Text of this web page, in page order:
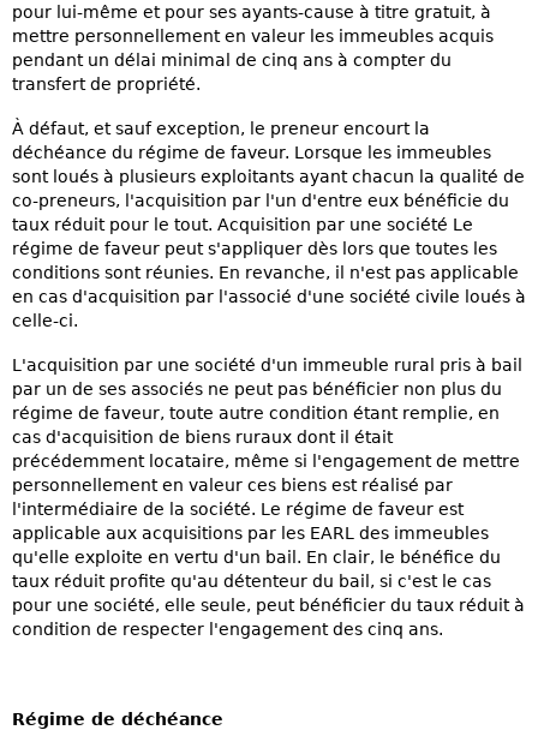
pour lui-même et pour ses ayants-cause à titre gratuit, à
mettre personnellement en valeur les immeubles acquis
pendant un délai minimal de cinq ans à compter du
transfert de propriété.
À défaut, et sauf exception, le preneur encourt la
déchéance du régime de faveur. Lorsque les immeubles
sont loués à plusieurs exploitants ayant chacun la qualité de
co-preneurs, l'acquisition par l'un d'entre eux bénéficie du
taux réduit pour le tout. Acquisition par une société Le
régime de faveur peut s'appliquer dès lors que toutes les
conditions sont réunies. En revanche, il n'est pas applicable
en cas d'acquisition par l'associé d'une société civile loués à
celle-ci.
L'acquisition par une société d'un immeuble rural pris à bail
par un de ses associés ne peut pas bénéficier non plus du
régime de faveur, toute autre condition étant remplie, en
cas d'acquisition de biens ruraux dont il était
précédemment locataire, même si l'engagement de mettre
personnellement en valeur ces biens est réalisé par
l'intermédiaire de la société. Le régime de faveur est
applicable aux acquisitions par les EARL des immeubles
qu'elle exploite en vertu d'un bail. En clair, le bénéfice du
taux réduit profite qu'au détenteur du bail, si c'est le cas
pour une société, elle seule, peut bénéficier du taux réduit à
condition de respecter l'engagement des cinq ans.
Régime de déchéance